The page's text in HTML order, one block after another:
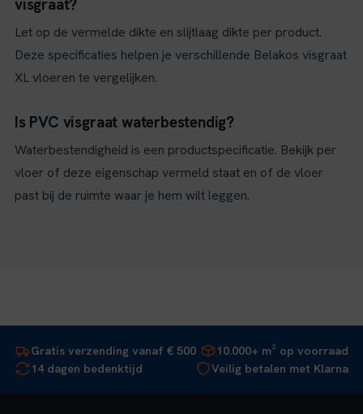
visgraat?
Let op de vermelde dikte en slijtlaag dikte per product.
Deze specificaties helpen je verschillende Belakos visgraat
XL vloeren te vergelijken.
Is PVC visgraat waterbestendig?
Waterbestendigheid is een productspecificatie. Bekijk per
vloer of deze eigenschap vermeld staat en of de vloer
past bij de ruimte waar je hem wilt leggen.
Gratis verzending vanaf € 500
10.000+ m² op voorraad
14 dagen bedenktijd
Veilig betalen met Klarna